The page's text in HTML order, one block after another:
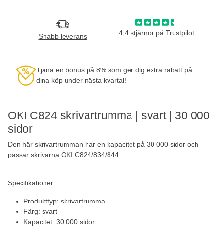
OKI C824 skrivartrumma | svart | 30 000
sidor
Den här skrivartrumman har en kapacitet på 30 000 sidor och
passar skrivarna OKI C824/834/844.
Specifikationer:
Produkttyp: skrivartrumma
Färg: svart
Kapacitet: 30 000 sidor
Snabb leverans 4,4 stjärnor på Trustpilot
Tjäna en bonus på 8% som ger dig extra rabatt på
dina köp under nästa kvartal!